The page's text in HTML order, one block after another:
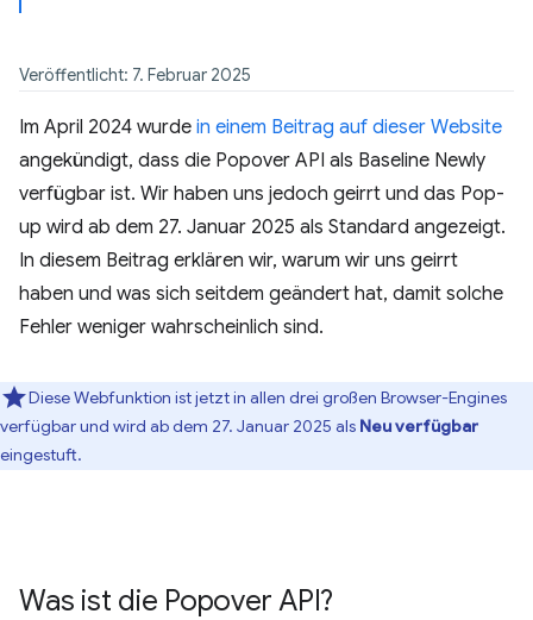
Veröffentlicht: 7. Februar 2025
Im April 2024 wurde in einem Beitrag auf dieser Website
angekündigt, dass die Popover API als Baseline Newly
verfügbar ist. Wir haben uns jedoch geirrt und das Pop-
up wird ab dem 27. Januar 2025 als Standard angezeigt.
In diesem Beitrag erklären wir, warum wir uns geirrt
haben und was sich seitdem geändert hat, damit solche
Fehler weniger wahrscheinlich sind.
Diese Webfunktion ist jetzt in allen drei großen Browser-Engines
verfügbar und wird ab dem 27. Januar 2025 als Neu verfügbar
eingestuft.
Was ist die Popover API?